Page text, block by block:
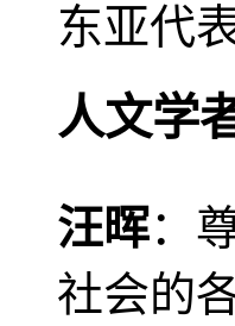
东亚代
人文学
汪晖：
社会的